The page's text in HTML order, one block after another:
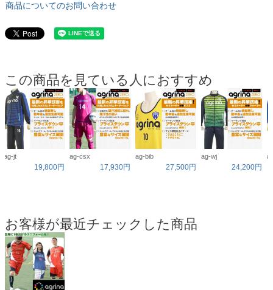
商品についてのお問い合わせ
この商品を見ている人におすすめ
ag-jt
19,800円
ag-csx
17,930円
ag-bib
27,500円
ag-wj
24,200円
お客様が最近チェックした商品